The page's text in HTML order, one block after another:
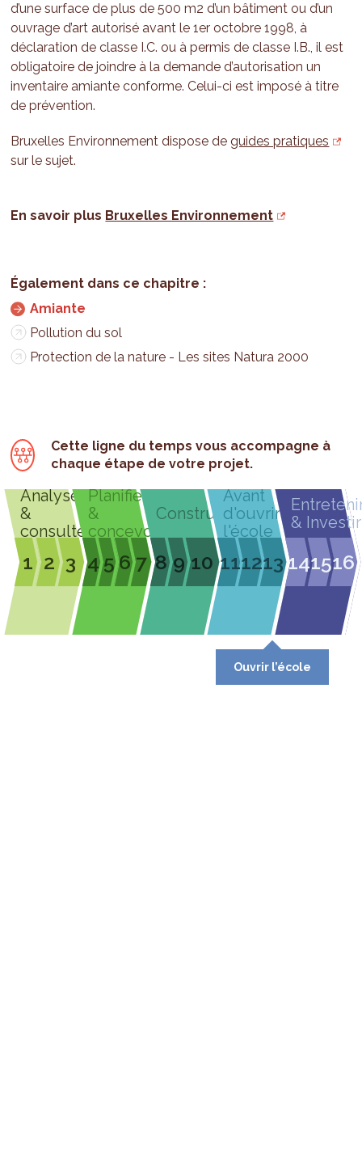
d’une surface de plus de 500 m2 d’un bâtiment ou d’un
ouvrage d’art autorisé avant le 1er octobre 1998, à
déclaration de classe I.C. ou à permis de classe I.B., il est
obligatoire de joindre à la demande d’autorisation un
inventaire amiante conforme. Celui-ci est imposé à titre
de prévention.
Bruxelles Environnement dispose deguides pratiques
sur le sujet.
En savoir plus Bruxelles Environnement
Amiante
Pollution du sol
Protection de la nature - Les sites Natura 2000
Cette ligne du temps vous accompagne à
chaque étape de votre projet.
Analyser
&
consulter
1 2 3
Planifier
&
concevoir
4 567
Construire
8 9 10
Avant
d'ouvrir
l'école
111213
Ouvrir l’école
& Investir
141516